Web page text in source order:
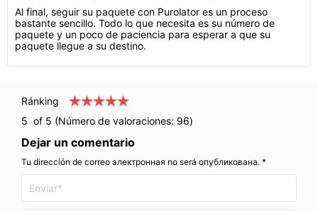
Al final, seguir su paquete con Purolator es un proceso
bastante sencillo. Todo lo que necesita es su número de
paquete y un poco de paciencia para esperar a que su
paquete llegue a su destino.
Ránking
5 of 5 (Número de valoraciones: 96)
Dejar un comentario
Tu dirección de correo электронная no será опубликована. *